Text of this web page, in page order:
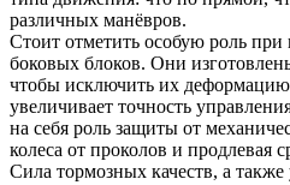
различных манёвров.
Стоит отметить особую роль
боковых блоков. Они
чтобы исключить их
увеличивает точность
на себя роль защиты от
колеса от проколов и продлевая
Сила тормозных качеств, а также